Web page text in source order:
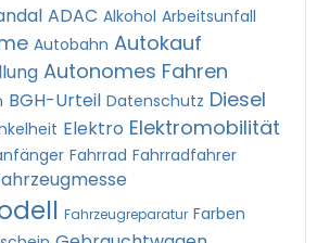
ADAC Alkohol Arbeitsunfall
Autobahn Autokauf
Autonomes Fahren
BGH-Urteil Datenschutz Diesel
Elektro Elektromobilität
Fahrrad Fahrradfahrer
Fahrzeugreparatur Farben